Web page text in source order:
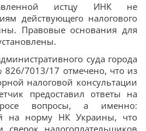
истцу ИНК не
действующего налогового
Правовые основания для
суда города
826/7013/17 отмечено, что из
налоговой консультации
предоставил ответы на
вопросы, а именно:
на норму НК Украины, что
налогоплательщиков